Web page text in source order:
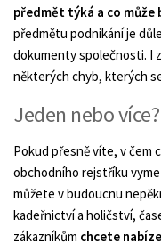
předmět týká a co může
předmětu podnikání je
dokumenty společnosti. I
některých chyb, kterých
Jeden nebo více?
Pokud přesně víte, v čem
obchodního rejstříku
můžete v budoucnu
kadeřnictví a holičství,
zákazníkům chcete